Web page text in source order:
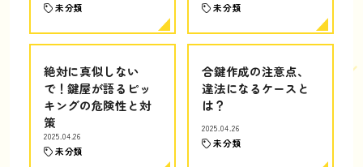
未分類 未分類
絶対に真似しない
で！鍵屋が語るピッ
キングの危険性と対
策
2025.04.26
未分類
合鍵作成の注意点、
違法になるケースと
は？
2025.04.26
未分類